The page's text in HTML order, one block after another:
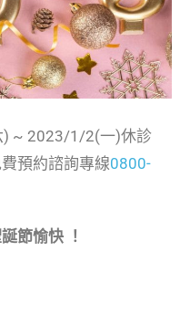
~ 2023/1/2(一)休診
預約諮詢專線0800-
節愉快 ！